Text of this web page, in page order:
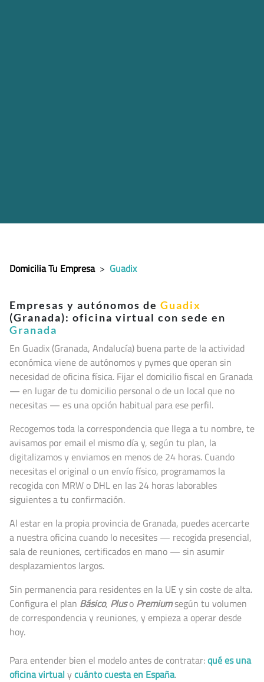
Domicilia Tu Empresa > Guadix
Empresas y autónomos de Guadix
(Granada): oficina virtual con sede en
Granada
En Guadix (Granada, Andalucía) buena parte de la actividad
económica viene de autónomos y pymes que operan sin
necesidad de oficina física. Fijar el domicilio fiscal en Granada
— en lugar de tu domicilio personal o de un local que no
necesitas — es una opción habitual para ese perfil.
Recogemos toda la correspondencia que llega a tu nombre, te
avisamos por email el mismo día y, según tu plan, la
digitalizamos y enviamos en menos de 24 horas. Cuando
necesitas el original o un envío físico, programamos la
recogida con MRW o DHL en las 24 horas laborables
siguientes a tu confirmación.
Al estar en la propia provincia de Granada, puedes acercarte
a nuestra oficina cuando lo necesites — recogida presencial,
sala de reuniones, certificados en mano — sin asumir
desplazamientos largos.
Sin permanencia para residentes en la UE y sin coste de alta.
Configura el plan Básico, Pluso Premiumsegún tu volumen
de correspondencia y reuniones, y empieza a operar desde
hoy.
Para entender bien el modelo antes de contratar:qué es una
oficina virtual ycuánto cuesta en España.